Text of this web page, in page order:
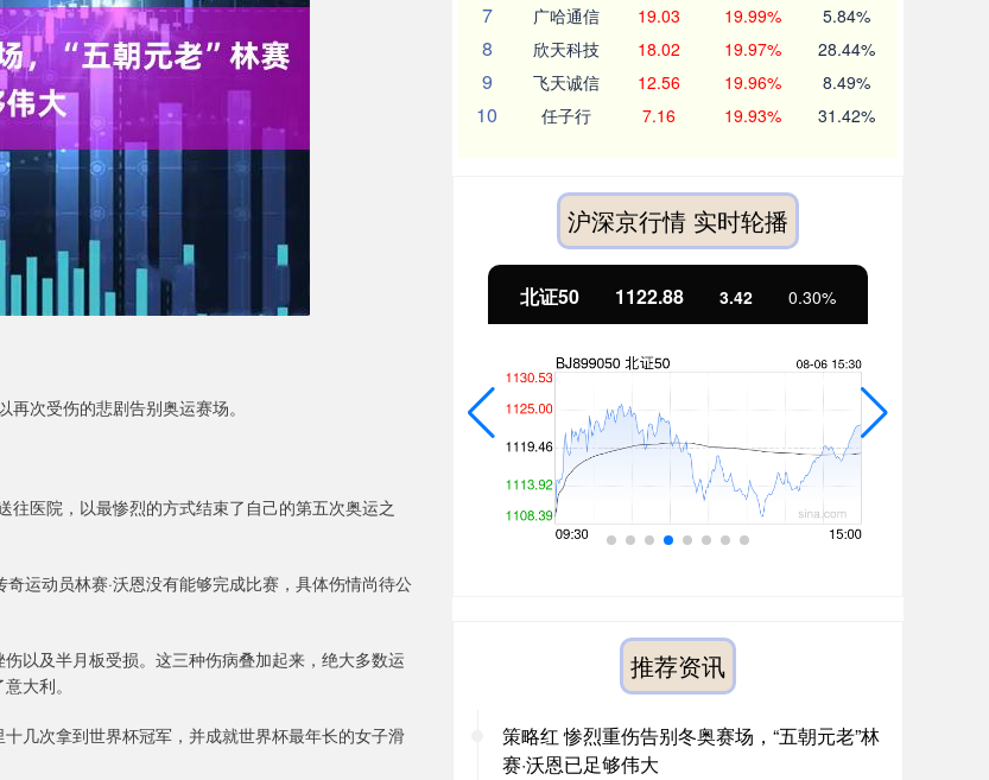
次受伤的悲剧告别奥运赛场。
往医院，以最惨烈的方式结束了自己的第五次奥运之
运动员林赛·沃恩没有能够完成比赛，具体伤情尚待公
以及半月板受损。这三种伤病叠加起来，绝大多数运
大利。
几次拿到世界杯冠军，并成就世界杯最年长的女子滑
7 广哈通信 19.03 19.99% 5.84%
8 欣天科技 18.02 19.97% 28.44%
9 飞天诚信 12.56 19.96% 8.49%
10 任子行 7.16 19.93% 31.42%
沪深京行情 实时轮播
北证50 创业板指 3515.56 -19.58 -0.55%
推荐资讯
策略红 惨烈重伤告别冬奥赛场，“五朝元老”林
赛·沃恩已足够伟大